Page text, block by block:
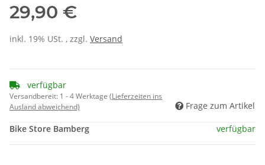
29,90 €
inkl. 19% USt. , zzgl. Versand
verfügbar
Versandbereit: 1 - 4 Werktage (Lieferzeiten ins
Ausland abweichend)
Frage zum Artikel
Bike Store Bamberg verfügbar